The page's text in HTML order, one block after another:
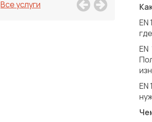
Все услуги
EN
EN